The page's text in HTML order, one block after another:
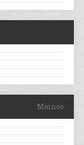
Mainos